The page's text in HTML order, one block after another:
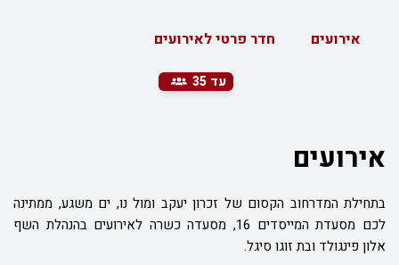
אירועים חדר פרטי לאירועים
עד 35
אירועים
בתחילת המדרחוב הקסום של זכרון יעקב ומול נו, ים משגע, ממתינה
לכם מסעדת המייסדים 16, מסעדה כשרה לאירועים בהנהלת השף
אלון פינגולד ובת זוגו סיגל.